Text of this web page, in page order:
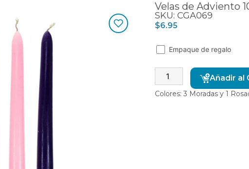
Velas de Adviento
SKU: CGA069
$6.95
Empaque de regalo
Añadir al
Colores: 3 Moradas y 1